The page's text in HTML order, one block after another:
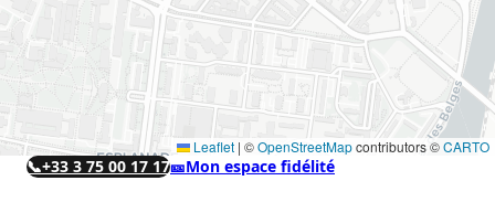
Leaflet | ©OpenStreetMapcontributors ©CARTO
📞+33 3 75 00 17 17🎫Mon espace fidélité